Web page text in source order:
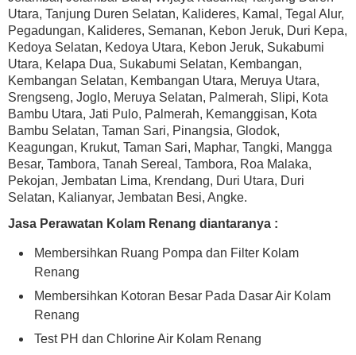
Utara, Tanjung Duren Selatan, Kalideres, Kamal, Tegal Alur,
Pegadungan, Kalideres, Semanan, Kebon Jeruk, Duri Kepa,
Kedoya Selatan, Kedoya Utara, Kebon Jeruk, Sukabumi
Utara, Kelapa Dua, Sukabumi Selatan, Kembangan,
Kembangan Selatan, Kembangan Utara, Meruya Utara,
Srengseng, Joglo, Meruya Selatan, Palmerah, Slipi, Kota
Bambu Utara, Jati Pulo, Palmerah, Kemanggisan, Kota
Bambu Selatan, Taman Sari, Pinangsia, Glodok,
Keagungan, Krukut, Taman Sari, Maphar, Tangki, Mangga
Besar, Tambora, Tanah Sereal, Tambora, Roa Malaka,
Pekojan, Jembatan Lima, Krendang, Duri Utara, Duri
Selatan, Kalianyar, Jembatan Besi, Angke.
Jasa Perawatan Kolam Renang diantaranya :
Membersihkan Ruang Pompa dan Filter Kolam
Renang
Membersihkan Kotoran Besar Pada Dasar Air Kolam
Renang
Test PH dan Chlorine Air Kolam Renang